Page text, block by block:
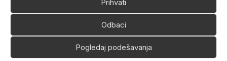
Prihvati
Odbaci
Pogledaj podešavanja
Ukoliko imate neko pitanje,
slobodno nas pozovite